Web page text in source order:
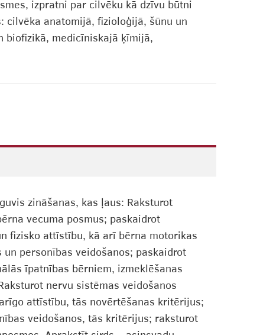
izpratni par cilvēku kā dzīvu būtni
cilvēka anatomijā, fizioloģijā, šūnu un
biofizikā, medicīniskajā ķīmijā,
zināšanas, kas ļaus: Raksturot
vecuma posmus; paskaidrot
fizisko attīstību, kā arī bērna motorikas
personības veidošanos; paskaidrot
īpatnības bērniem, izmeklēšanas
nervu sistēmas veidošanos
attīstību, tās novērtēšanas kritērijus;
veidošanos, tās kritērijus; raksturot